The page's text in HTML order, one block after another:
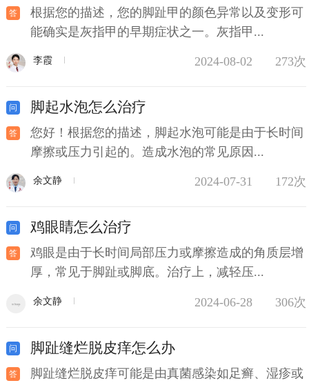
根据您的描述，您的脚趾甲的颜色异常以及变形可
能确实是灰指甲的早期症状之一。灰指甲...
李霞 2024-08-02 273次
脚起水泡怎么治疗
您好！根据您的描述，脚起水泡可能是由于长时间
摩擦或压力引起的。造成水泡的常见原因...
余文静 2024-07-31 172次
鸡眼睛怎么治疗
鸡眼是由于长时间局部压力或摩擦造成的角质层增
厚，常见于脚趾或脚底。治疗上，减轻压...
余文静 2024-06-28 306次
脚趾缝烂脱皮痒怎么办
脚趾缝烂脱皮痒可能是由真菌感染如足癣、湿疹或